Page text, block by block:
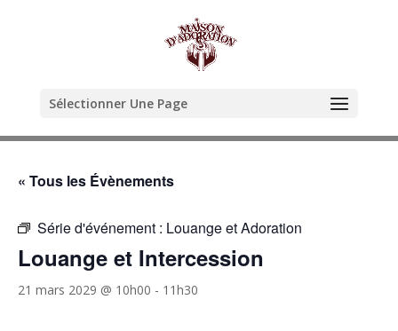
Sélectionner Une Page
« Tous les Évènements
Série d'événement : Louange et Adoration
Louange et Intercession
21 mars 2029 @ 10h00 - 11h30